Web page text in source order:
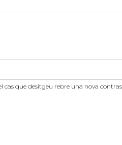
que desitgeu rebre una nova